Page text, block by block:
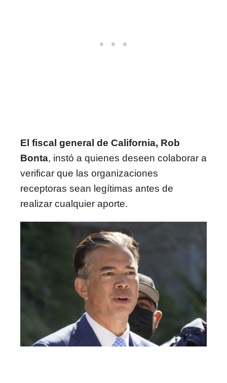
El fiscal general de California, Rob
Bonta, instó a quienes deseen colaborar a
verificar que las organizaciones
receptoras sean legítimas antes de
realizar cualquier aporte.